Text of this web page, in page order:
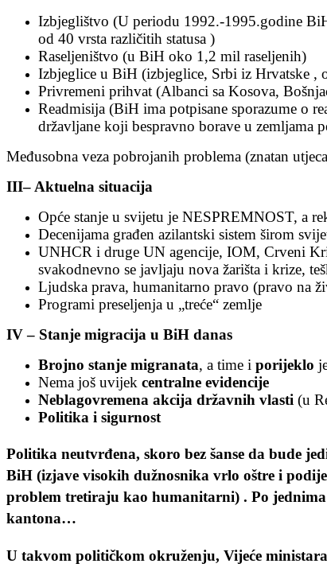
Izbjeglištvo (U periodu 1992.-1995.godine
od 40 vrsta različitih statusa )
Raseljeništvo (u BiH oko 1,2 mil raseljenih)
Izbjeglice u BiH (izbjeglice, Srbi iz Hrvatske ,
Privremeni prihvat (Albanci sa Kosova,
Readmisija (BiH ima potpisane sporazume o
državljane koji bespravno borave u zemljama
Međusobna veza pobrojanih problema (znatan
III– Aktuelna situacija
Opće stanje u svijetu je NESPREMNOST, a
Decenijama građen azilantski sistem širom
UNHCR i druge UN agencije, IOM, Crveni
svakodnevno se javljaju nova žarišta i krize,
Ljudska prava, humanitarno pravo (pravo na
Programi preseljenja u „treće“ zemlje
IV – Stanje migracija u BiH danas
Brojno stanje migranata, a time i porijeklo
Nema još uvijek centralne evidencije
Neblagovremena akcija državnih vlasti (u
Politika i sigurnost
Politika neutvrđena, skoro bez šanse da bude
BiH (izjave visokih dužnosnika vrlo oštre i
problem tretiraju kao humanitarni) . Po
kantona…
U takvom političkom okruženju, Vijeće